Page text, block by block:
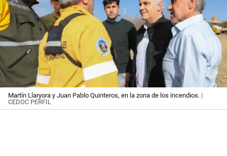
Martín Llaryora y Juan Pablo Quinteros, en la zona de los incendios. |
CEDOC PERFIL